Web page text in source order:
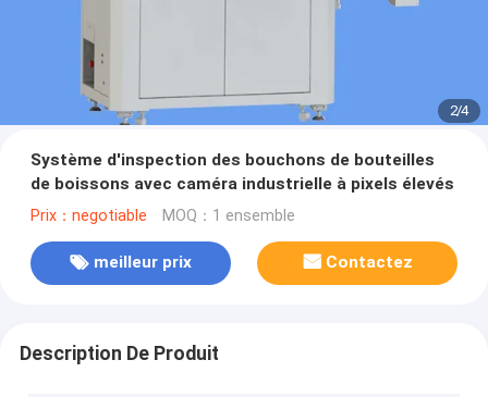
2/4
Système d'inspection des bouchons de bouteilles
de boissons avec caméra industrielle à pixels élevés
Prix：negotiable MOQ：1 ensemble
meilleur prix Contactez
Description De Produit